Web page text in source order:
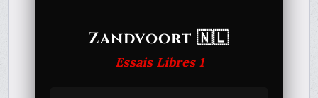
Zandvoort 🇳🇱
Essais Libres 1